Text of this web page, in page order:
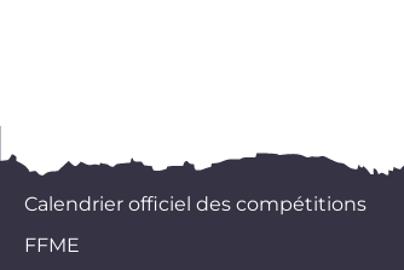
Calendrier officiel des compétitions
FFME